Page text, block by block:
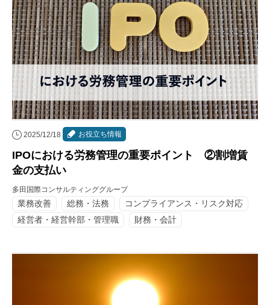
2025/12/18 お役立ち情報
IPOにおける労務管理の重要ポイント ②割増賃
金の支払い
多田国際コンサルティンググループ
業務改善 総務・法務
コンプライアンス・リスク対応
経営者・経営幹部・管理職
財務・会計